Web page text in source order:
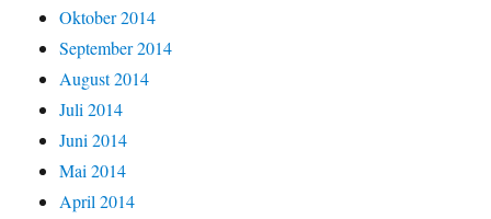
Oktober 2014
September 2014
August 2014
Juli 2014
Juni 2014
Mai 2014
April 2014